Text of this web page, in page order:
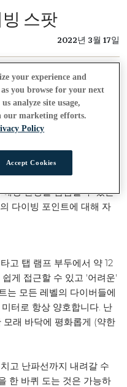
스팟
2022년 3월 17일
인 시밀란과 수린 섬을 위
라, 당일치기 다이빙 여행
난 다이빙 포인트가 몇 군
생물과 산호 및 기타 탐험할
다이버라면 꼭 가볼 만한
, MV 씨차트가 가장 인기
다이버든 이곳으로 여행
양 환경을 탐험할 수 있는
다이빙 포인트에 대해 자
고 탭 램프 부두에서 약 12
게 접근할 수 있고 '어려운'
는 모든 레벨의 다이버들에
터로 항상 양호합니다. 난
래 바닥에 평화롭게 (약한
고 난파선까지 내려갈 수
한 바퀴 도는 것은 가능하
your experience and
you browse for your next
analyze site usage,
our marketing efforts.
Policy
Accept Cookies